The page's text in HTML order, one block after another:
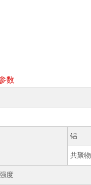
数
铝
共聚物
度